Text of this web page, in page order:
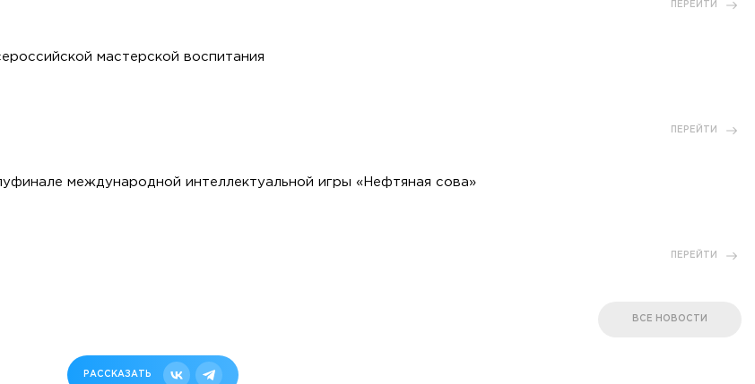
ПЕРЕЙТИ
мастерской воспитания
ПЕРЕЙТИ
международной интеллектуальной игры «Нефтяная сова»
ПЕРЕЙТИ
ВСЕ НОВОСТИ
РАССКАЗАТЬ